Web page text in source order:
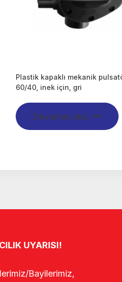
Plastik kapaklı mekanik
60/40, inek için, gri
Devamını oku
UYARISI!
Bayilerimiz,